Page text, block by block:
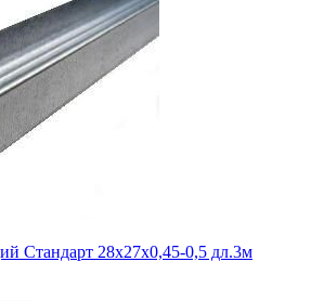
Стандарт 28х27х0,45-0,5 дл.3м